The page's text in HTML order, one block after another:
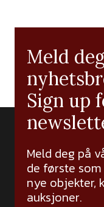
Meld
Sign up
Meld deg på
de første
nye objekter,
auksjoner.